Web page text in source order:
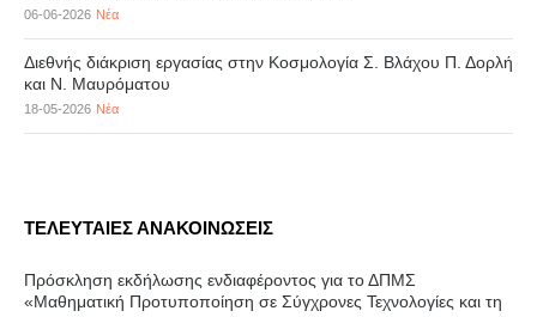
06-06-2026 Νέα
Διεθνής διάκριση εργασίας στην Κοσμολογία Σ. Βλάχου Π. Δορλή
και Ν. Μαυρόματου
18-05-2026 Νέα
ΤΕΛΕΥΤΑΙΕΣ ΑΝΑΚΟΙΝΩΣΕΙΣ
Πρόσκληση εκδήλωσης ενδιαφέροντος για το ΔΠΜΣ
«Μαθηματική Προτυποποίηση σε Σύγχρονες Τεχνολογίες και τη